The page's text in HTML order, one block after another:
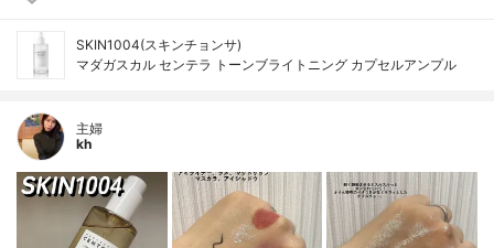
SKIN1004(スキンチョンサ)
マダガスカル センテラ トーンブライトニング カプセルアンプル
主婦
kh